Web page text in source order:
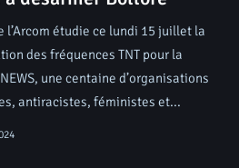
l’Arcom étudie ce lundi 15 juillet la
des fréquences TNT pour la
une centaine d’organisations
antiracistes, féministes et...